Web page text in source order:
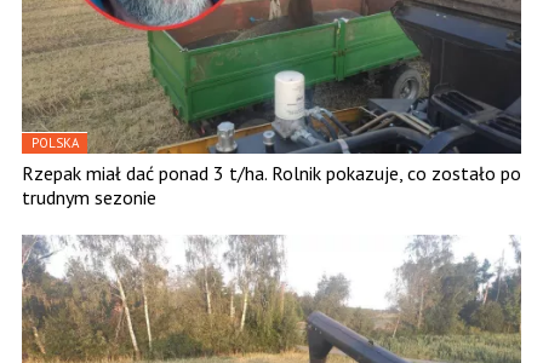
POLSKA
Rzepak miał dać ponad 3 t/ha. Rolnik pokazuje, co zostało po
trudnym sezonie